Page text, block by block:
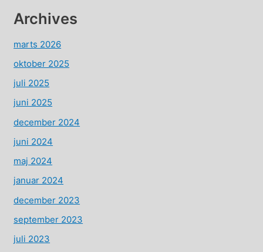
Archives
marts 2026
oktober 2025
juli 2025
juni 2025
december 2024
juni 2024
maj 2024
januar 2024
december 2023
september 2023
juli 2023